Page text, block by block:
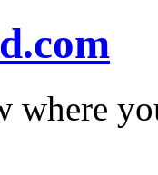
where